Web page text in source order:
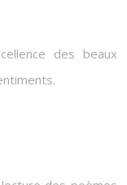
des beaux